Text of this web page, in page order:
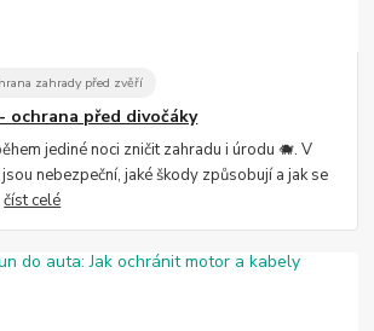
zahrady před zvěří
ochrana před divočáky
jediné noci zničit zahradu i úrodu 🐗. V
nebezpeční, jaké škody způsobují a jak se
číst celé